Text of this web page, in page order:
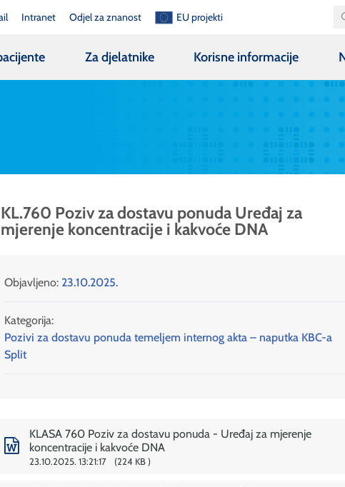
Intranet Odjel za znanost EU projekti
Za djelatnike Korisne informacije
KL.760 Poziv za dostavu ponuda Uređaj za
mjerenje koncentracije i kakvoće DNA
Objavljeno: 23.10.2025.
Kategorija:
Pozivi za dostavu ponuda temeljem internog akta – naputka KBC-a
Split
KLASA 760 Poziv za dostavu ponuda - Uređaj za mjerenje
koncentracije i kakvoće DNA
23.10.2025. 13:21:17 224 KB